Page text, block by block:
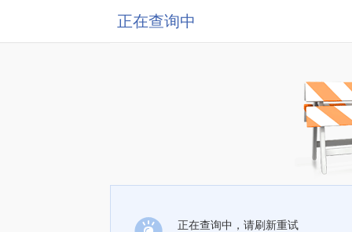
正在查询中
正在查询中，请刷新重试